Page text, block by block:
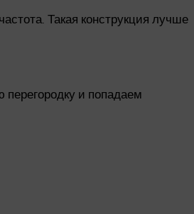
Такая конструкция лучше
и попадаем